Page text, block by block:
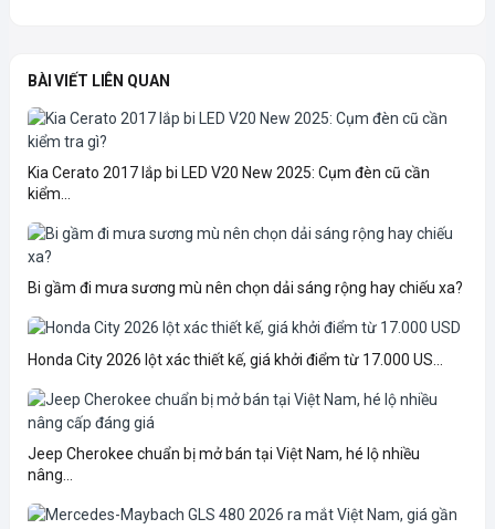
BÀI VIẾT LIÊN QUAN
Kia Cerato 2017 lắp bi LED V20 New 2025: Cụm đèn cũ cần
kiểm...
Bi gầm đi mưa sương mù nên chọn dải sáng rộng hay chiếu xa?
Honda City 2026 lột xác thiết kế, giá khởi điểm từ 17.000 US...
Jeep Cherokee chuẩn bị mở bán tại Việt Nam, hé lộ nhiều
nâng...